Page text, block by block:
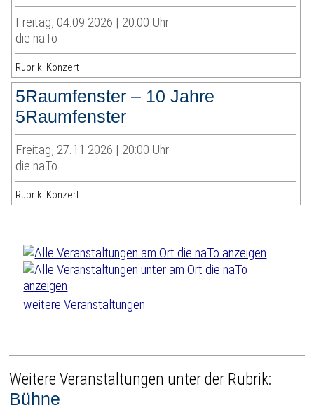
Freitag, 04.09.2026 | 20:00 Uhr
die naTo
Rubrik: Konzert
5Raumfenster – 10 Jahre
5Raumfenster
Freitag, 27.11.2026 | 20:00 Uhr
die naTo
Rubrik: Konzert
weitere Veranstaltungen
Weitere Veranstaltungen unter der Rubrik:
Bühne